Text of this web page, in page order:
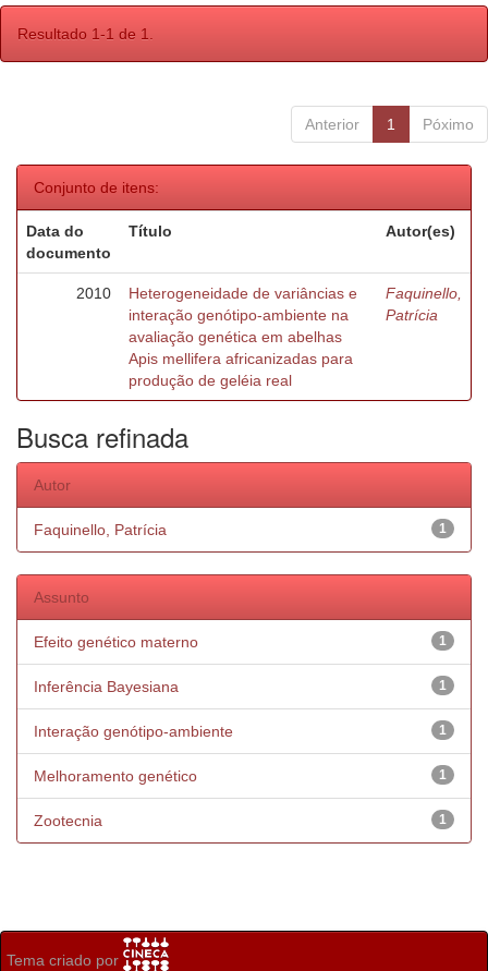
Resultado 1-1 de 1.
Anterior 1 Póximo
Conjunto de itens:
Data do
documento
Título Autor(es)
2010
Heterogeneidade de variâncias e
interação genótipo-ambiente na
avaliação genética em abelhas
Apis mellifera africanizadas para
produção de geléia real
Faquinello,
Patrícia
Busca refinada
Autor
1
Faquinello, Patrícia
Assunto
1
Efeito genético materno
1
Inferência Bayesiana
1
Interação genótipo-ambiente
1
Melhoramento genético
1
Zootecnia
Tema criado por